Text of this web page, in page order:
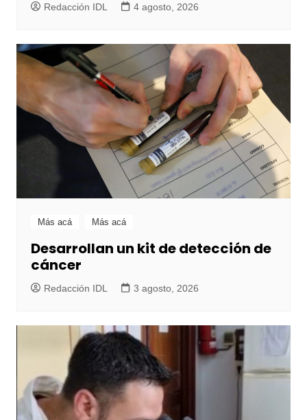
Redacción IDL 4 agosto, 2026
Más acá Más acá
Desarrollan un kit de detección de
cáncer
Redacción IDL 3 agosto, 2026